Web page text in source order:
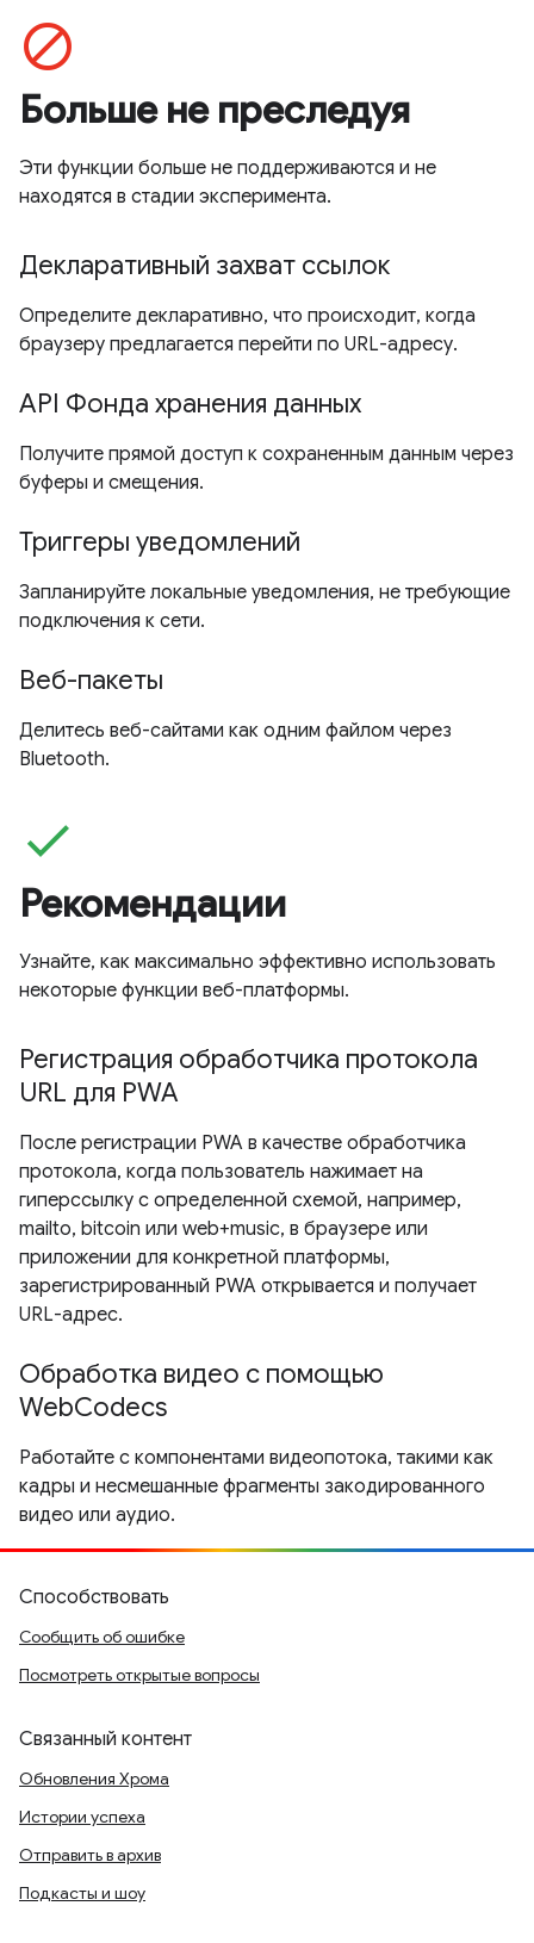
block
Больше не преследуя
Эти функции больше не поддерживаются и не
находятся в стадии эксперимента.
Декларативный захват ссылок
Определите декларативно, что происходит, когда
браузеру предлагается перейти по URL-адресу.
API Фонда хранения данных
Получите прямой доступ к сохраненным данным через
буферы и смещения.
Триггеры уведомлений
Запланируйте локальные уведомления, не требующие
подключения к сети.
Веб-пакеты
Делитесь веб-сайтами как одним файлом через
Bluetooth.
check
Рекомендации
Узнайте, как максимально эффективно использовать
некоторые функции веб-платформы.
Регистрация обработчика протокола
URL для PWA
После регистрации PWA в качестве обработчика
протокола, когда пользователь нажимает на
гиперссылку с определенной схемой, например,
mailto, bitcoin или web+music, в браузере или
приложении для конкретной платформы,
зарегистрированный PWA открывается и получает
URL-адрес.
Обработка видео с помощью
WebCodecs
Работайте с компонентами видеопотока, такими как
кадры и несмешанные фрагменты закодированного
видео или аудио.
Способствовать
Сообщить об ошибке
Посмотреть открытые вопросы
Связанный контент
Обновления Хрома
Истории успеха
Отправить в архив
Подкасты и шоу